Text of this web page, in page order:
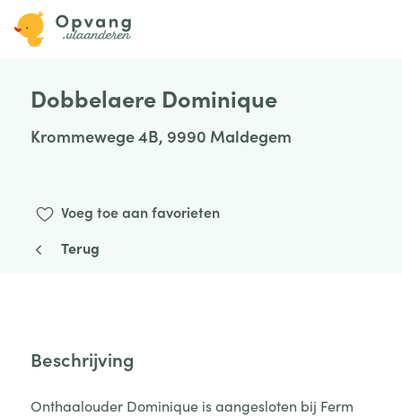
Dobbelaere Dominique
Krommewege 4B, 9990 Maldegem
Voeg toe aan favorieten
Terug
Beschrijving
Onthaalouder Dominique is aangesloten bij Ferm